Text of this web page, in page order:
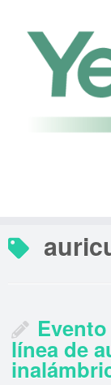
contenido
línea de